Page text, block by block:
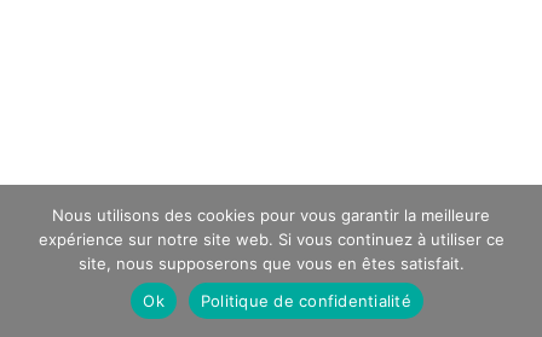
Nous utilisons des cookies pour vous garantir la meilleure
expérience sur notre site web. Si vous continuez à utiliser ce
site, nous supposerons que vous en êtes satisfait.
Ok
Politique de confidentialité